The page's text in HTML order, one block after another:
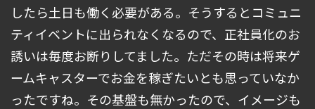
したら土日も働く必要がある。そうするとコミュニ
ティイベントに出られなくなるので、正社員化のお
誘いは毎度お断りしてました。ただその時は将来ゲ
ームキャスターでお金を稼ぎたいとも思っていなか
ったですね。その基盤も無かったので、イメージも